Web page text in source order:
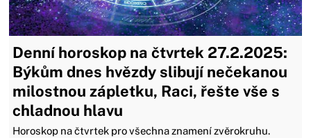
Denní horoskop na čtvrtek 27.2.2025:
Býkům dnes hvězdy slibují nečekanou
milostnou zápletku, Raci, řešte vše s
chladnou hlavu
Horoskop na čtvrtek pro všechna znamení zvěrokruhu.